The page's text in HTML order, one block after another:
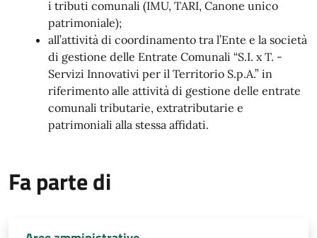
i tributi comunali (IMU, TARI, Canone unico
patrimoniale);
all’attività di coordinamento tra l’Ente e la società
di gestione delle Entrate Comunali “S.I. x T. -
Servizi Innovativi per il Territorio S.p.A.” in
riferimento alle attività di gestione delle entrate
comunali tributarie, extratributarie e
patrimoniali alla stessa affidati.
Fa parte di